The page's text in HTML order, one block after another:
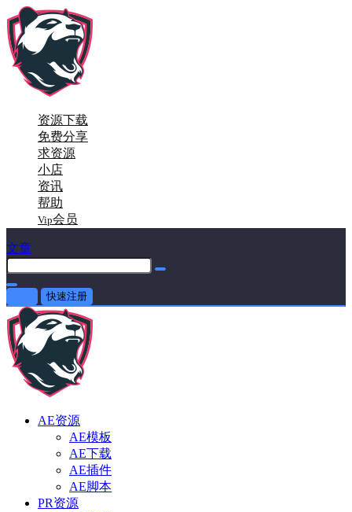
资源下载
免费分享
求资源
小店
资讯
帮助
Vip会员
文章
快速注册
AE资源
AE模板
AE下载
AE插件
AE脚本
PR资源